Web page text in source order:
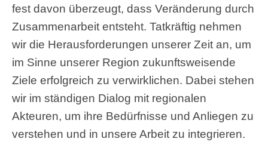
fest davon überzeugt, dass Veränderung durch
Zusammenarbeit entsteht. Tatkräftig nehmen
wir die Herausforderungen unserer Zeit an, um
im Sinne unserer Region zukunftsweisende
Ziele erfolgreich zu verwirklichen. Dabei stehen
wir im ständigen Dialog mit regionalen
Akteuren, um ihre Bedürfnisse und Anliegen zu
verstehen und in unsere Arbeit zu integrieren.